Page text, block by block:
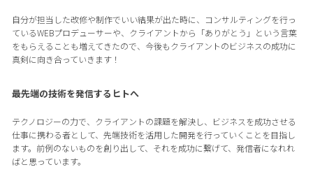
自分が担当した改修や制作でいい結果が出た時に、コンサルティングを行っ
ているWEBプロデューサーや、クライアントから「ありがとう」という言葉
をもらえることも増えてきたので、今後もクライアントのビジネスの成功に
真剣に向き合っていきます！
最先端の技術を発信するヒトへ
テクノロジーの力で、クライアントの課題を解決し、ビジネスを成功させる
仕事に携わる者として、先端技術を活用した開発を行っていくことを目指し
ます。前例のないものを創り出して、それを成功に繋げて、発信者になれれ
ばと思っています。